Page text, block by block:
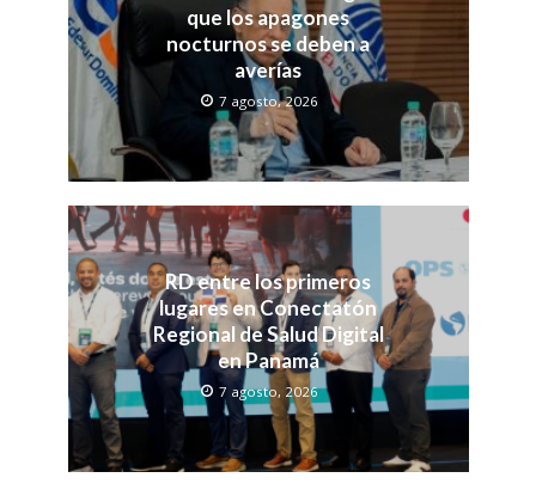
que los apagones
nocturnos se deben a
averías
7 agosto, 2026
RD entre los primeros
lugares en Conectatón
Regional de Salud Digital
en Panamá
7 agosto, 2026